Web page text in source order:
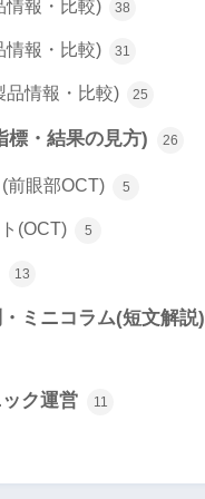
情報・比較) 38
情報・比較) 31
品情報・比較) 25
標・結果の見方) 26
前眼部OCT) 5
(OCT) 5
13
ミニコラム(短文解説)
ク運営 11